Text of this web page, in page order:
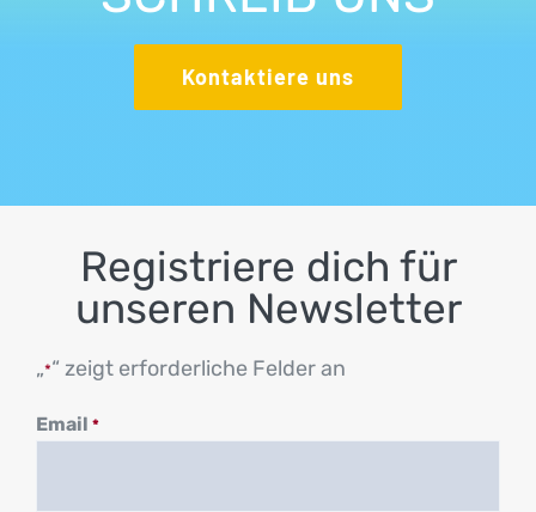
Kontaktiere uns
Registriere dich für
unseren Newsletter
„*“ zeigt erforderliche Felder an
Email *